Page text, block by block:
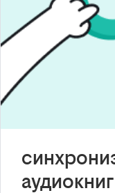
аудиокниг